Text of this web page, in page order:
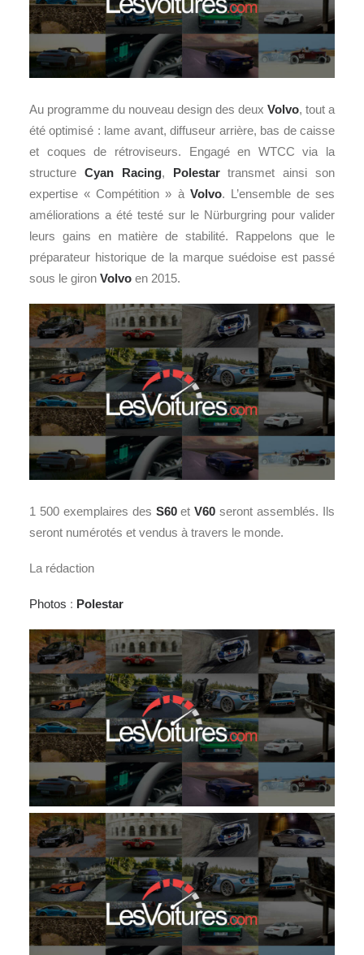
Au programme du nouveau design des deux Volvo, tout a
été optimisé : lame avant, diffuseur arrière, bas de caisse
et coques de rétroviseurs. Engagé en WTCC via la
structure Cyan Racing, Polestartransmet ainsi son
expertise « Compétition » à Volvo. L’ensemble de ses
améliorations a été testé sur le Nürburgring pour valider
leurs gains en matière de stabilité. Rappelons que le
préparateur historique de la marque suédoise est passé
sous le giron Volvo en 2015.
1 500 exemplaires des S60etV60 seront assemblés. Ils
seront numérotés et vendus à travers le monde.
La rédaction
Photos : Polestar